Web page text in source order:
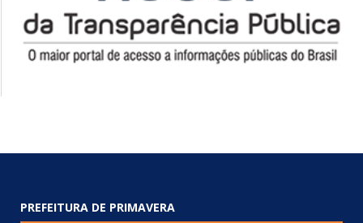
PREFEITURA DE PRIMAVERA